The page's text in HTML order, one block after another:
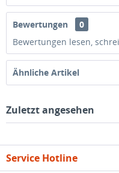
Bewertungen
0
Bewertungen lesen,
Ähnliche Artikel
Zuletzt angesehen
Service Hotline